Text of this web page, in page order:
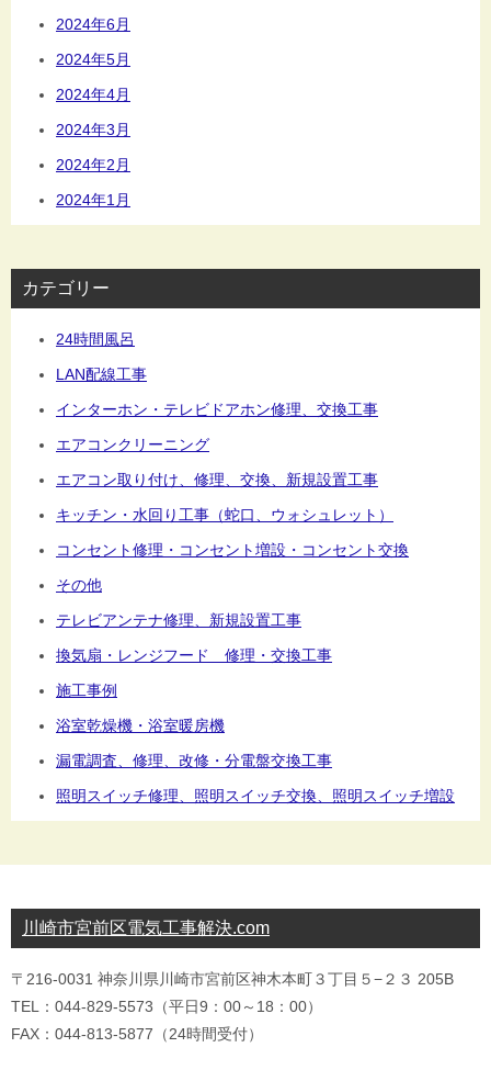
2024年6月
2024年5月
2024年4月
2024年3月
2024年2月
2024年1月
カテゴリー
24時間風呂
LAN配線工事
インターホン・テレビドアホン修理、交換工事
エアコンクリーニング
エアコン取り付け、修理、交換、新規設置工事
キッチン・水回り工事（蛇口、ウォシュレット）
コンセント修理・コンセント増設・コンセント交換
その他
テレビアンテナ修理、新規設置工事
換気扇・レンジフード 修理・交換工事
施工事例
浴室乾燥機・浴室暖房機
漏電調査、修理、改修・分電盤交換工事
照明スイッチ修理、照明スイッチ交換、照明スイッチ増設
川崎市宮前区電気工事解決.com
〒216-0031 神奈川県川崎市宮前区神木本町３丁目５−２３ 205B
TEL：044-829-5573（平日9：00～18：00）
FAX：044-813-5877（24時間受付）